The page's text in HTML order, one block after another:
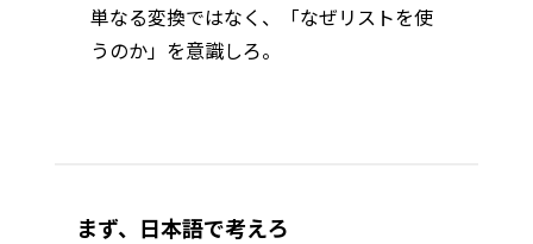
単なる変換ではなく、「なぜリストを使
うのか」を意識しろ。
まず、日本語で考えろ